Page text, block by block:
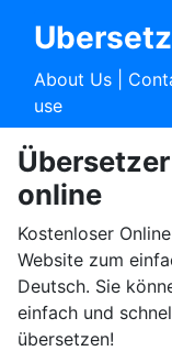
About Us|
use
online
Kostenloser Online
Website zum
Deutsch. Sie
einfach und
übersetzen!